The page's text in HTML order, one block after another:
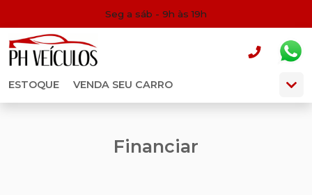
Seg a sáb - 9h às 19h
ESTOQUE VENDA SEU CARRO
Financiar